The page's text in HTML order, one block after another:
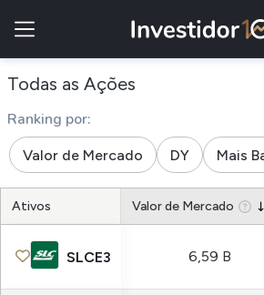
Todas as Ações de empresas
Ranking por:
Valor de Mercado DY Mais
Ativos Valor de Mercado
SLCE3 6,59 B